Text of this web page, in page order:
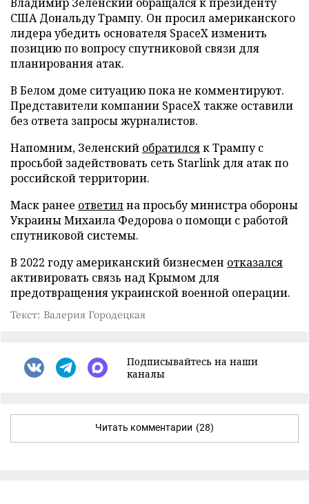
США Дональду Трампу. Он просил американского
лидера убедить основателя SpaceX изменить
позицию по вопросу спутниковой связи для
планирования атак.
В Белом доме ситуацию пока не комментируют.
Представители компании SpaceX также оставили
без ответа запросы журналистов.
Напомним, Зеленский обратилсяк Трампу с
просьбой задействовать сеть Starlink для атак по
российской территории.
Маск ранее ответилна просьбу министра обороны
Украины Михаила Федорова о помощи с работой
спутниковой системы.
В 2022 году американский бизнесмен отказался
активировать связь над Крымом для
предотвращения украинской военной операции.
Текст: Валерия Городецкая
Подписывайтесь на наши
каналы
Читать комментарии (28)